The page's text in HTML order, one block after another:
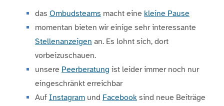
das Ombudsteams macht eine kleine Pause
momentan bieten wir einige sehr interessante
Stellenanzeigen an. Es lohnt sich, dort
vorbeizuschauen.
unsere Peerberatung ist leider immer noch nur
eingeschränkt erreichbar
Auf Instagramund Facebooksind neue Beiträge